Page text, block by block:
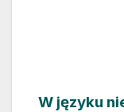
W języku